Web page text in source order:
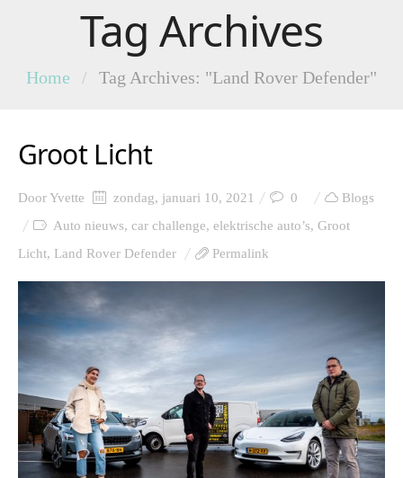
Tag Archives
Home / Tag Archives: "Land Rover Defender"
Groot Licht
DoorYvette zondag, januari 10, 2021 0
Blogs
Auto nieuws, car challenge, elektrische auto’s, Groot
Licht, Land Rover Defender Permalink